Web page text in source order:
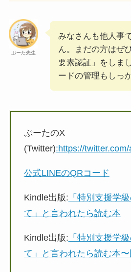
ぷーた先生
みなさんも他人事
ん。まだの方はぜ
要素認証」をしま
ードの管理もしっ
ぷーたのX
(Twitter):https://
公式LINEのQRコード
Kindle出版: 「特別支援学
て」と言われたら読む本
Kindle出版: 「特別支援学
て」と言われたら読む本